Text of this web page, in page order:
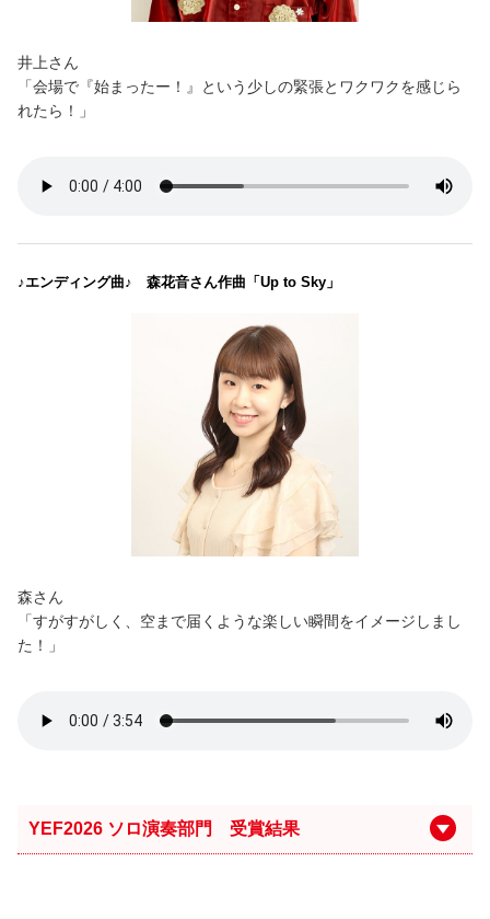
井上さん
「会場で『始まったー！』という少しの緊張とワクワクを感じら
れたら！」
♪エンディング曲♪ 森花音さん作曲「Up to Sky」
森さん
「すがすがしく、空まで届くような楽しい瞬間をイメージしまし
た！」
YEF2026 ソロ演奏部門 受賞結果